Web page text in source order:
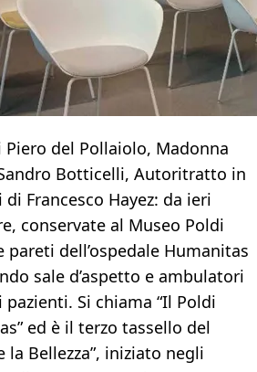
del Pollaiolo, Madonna
Botticelli, Autoritratto in
Francesco Hayez: da ieri
conservate al Museo Poldi
pareti dell’ospedale Humanitas
sale d’aspetto e ambulatori
Si chiama “Il Poldi
ed è il terzo tassello del
la Bellezza”, iniziato negli